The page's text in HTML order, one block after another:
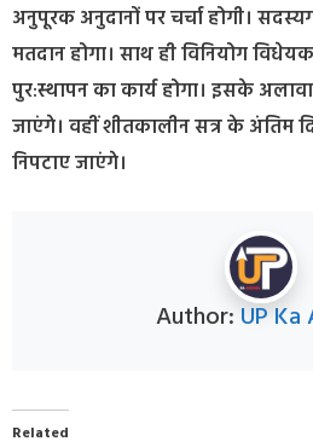
अनुपूरक अनुदानों पर चर्चा होगी।
मतदान होगा। साथ ही विनियोग
पुर:स्थापन का कार्य होगा। इसके
जाएंगे। वहीं शीतकालीन सत्र के अंतिम
निपटाए जाएंगे।
Author: UP Ka
Related